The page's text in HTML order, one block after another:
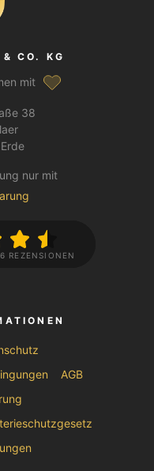
CO. KG
mit
38
nur mit
REZENSIONEN
AGB